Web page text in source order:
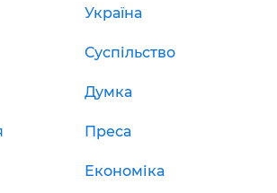
Україна
Суспільство
Думка
Преса
Економіка